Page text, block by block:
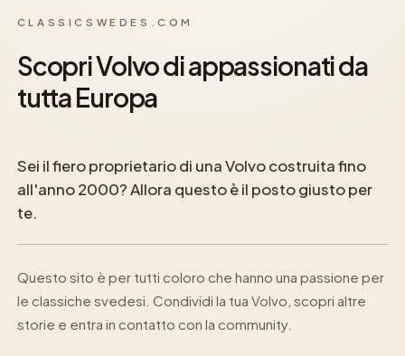
CLASSICSWEDES.COM
Scopri Volvo di appassionati da
tutta Europa
Sei il fiero proprietario di una Volvo costruita fino
all'anno 2000? Allora questo è il posto giusto per
te.
Questo sito è per tutti coloro che hanno una passione per
le classiche svedesi. Condividi la tua Volvo, scopri altre
storie e entra in contatto con la community.